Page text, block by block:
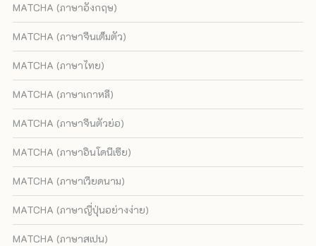
MATCHA (ภาษาอังกฤษ)
MATCHA (ภาษาจีนเต็มตัว)
MATCHA (ภาษาไทย)
MATCHA (ภาษาเกาหลี)
MATCHA (ภาษาจีนตัวย่อ)
MATCHA (ภาษาอินโดนีเซีย)
MATCHA (ภาษาเวียดนาม)
MATCHA (ภาษาญี่ปุ่นอย่างง่าย)
MATCHA (ภาษาสเปน)